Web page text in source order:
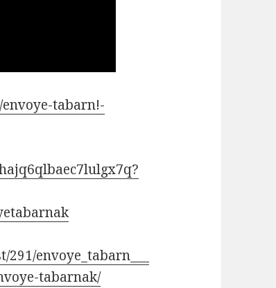
tabarn!-
envoye_tabarn___
tabarnak/